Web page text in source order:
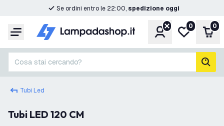
Se ordini entro le 22:00, spedizione oggi
Menu Account
Lista
0 0
Cosa stai cercando?
Tubi Led
Tubi LED 120 CM